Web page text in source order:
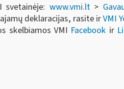
www.vmi.lt>
deklaracijas, rasite irVMI
skelbiamos VMI Facebook ir